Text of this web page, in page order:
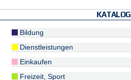
KATALOG
Bildung
Dienstleistungen
Einkaufen
Freizeit, Sport